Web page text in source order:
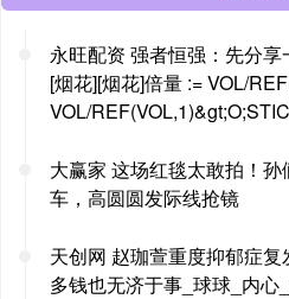
永旺配资 强者恒强：先分
[烟花][烟花]倍量 := VOL/
VOL/
大赢家 这场红毯太敢拍！
车，高圆圆发际线抢镜
天创网 赵珈萱重度抑郁症
多钱也无济于事_球球_内心